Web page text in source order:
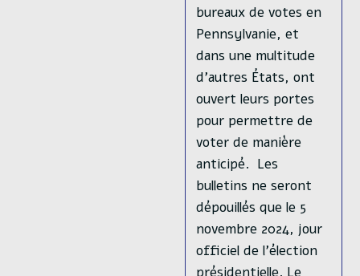
bureaux de votes en
Pennsylvanie, et
dans une multitude
d’autres États, ont
ouvert leurs portes
pour permettre de
voter de manière
anticipé. Les
bulletins ne seront
dépouillés que le 5
novembre 2024, jour
officiel de l’élection
présidentielle. Le